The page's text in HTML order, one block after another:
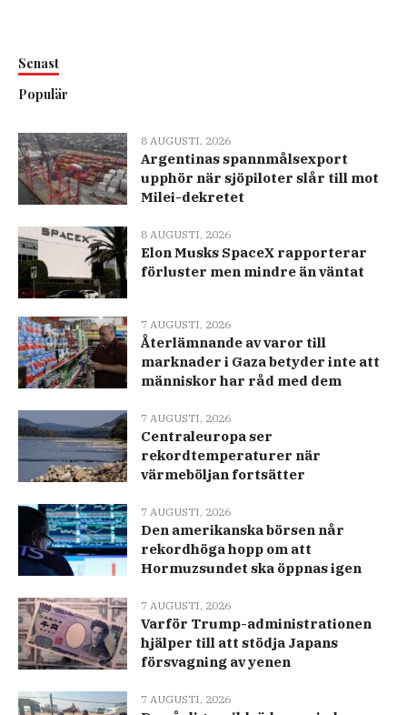
Senast
Populär
8 AUGUSTI, 2026
Argentinas spannmålsexport
upphör när sjöpiloter slår till mot
Milei-dekretet
8 AUGUSTI, 2026
Elon Musks SpaceX rapporterar
förluster men mindre än väntat
7 AUGUSTI, 2026
Återlämnande av varor till
marknader i Gaza betyder inte att
människor har råd med dem
7 AUGUSTI, 2026
Centraleuropa ser
rekordtemperaturer när
värmeböljan fortsätter
7 AUGUSTI, 2026
Den amerikanska börsen når
rekordhöga hopp om att
Hormuzsundet ska öppnas igen
7 AUGUSTI, 2026
Varför Trump-administrationen
hjälper till att stödja Japans
försvagning av yenen
7 AUGUSTI, 2026